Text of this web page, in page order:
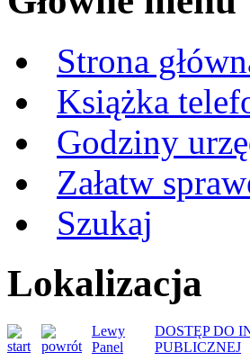
Strona
Książka
Godziny
Załatw
Szukaj
Lokalizacja
Lewy
Panel
DOSTĘP DO
PUBLICZNEJ